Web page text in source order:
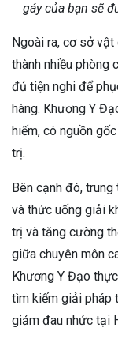
gáy của bạn sẽ
Ngoài ra, cơ sở
thành nhiều phòng
đủ tiện nghi để
hàng. Khương Y
hiếm, có nguồn
trị.
Bên cạnh đó,
và thức uống giải
trị và tăng cường
giữa chuyên môn
Khương Y Đạo
tìm kiếm giải pháp
giảm đau nhức tại